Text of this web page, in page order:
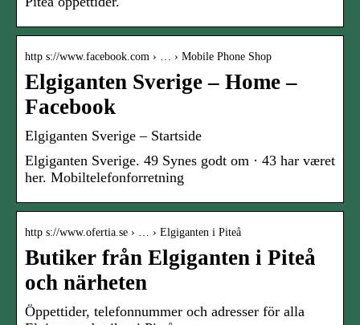
http s://www.facebook.com › … › Mobile Phone Shop
Elgiganten Sverige – Home –
Facebook
Elgiganten Sverige – Startside
Elgiganten Sverige. 49 Synes godt om · 43 har været
her. Mobiltelefonforretning
http s://www.ofertia.se › … › Elgiganten i Piteå
Butiker från Elgiganten i Piteå
och närheten
Öppettider, telefonnummer och adresser för alla